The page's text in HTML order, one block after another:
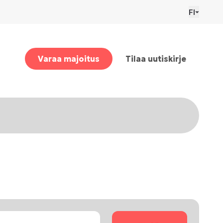
FI
Varaa majoitus Tilaa uutiskirje